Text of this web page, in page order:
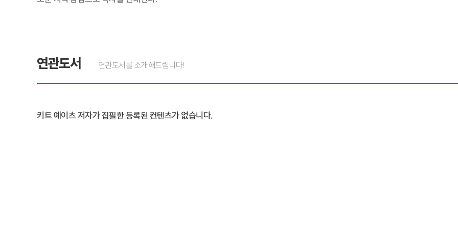
연관도서 연관도서를 소개해드립니다!
키트 예이츠 저자가 집필한 등록된 컨텐츠가 없습니다.